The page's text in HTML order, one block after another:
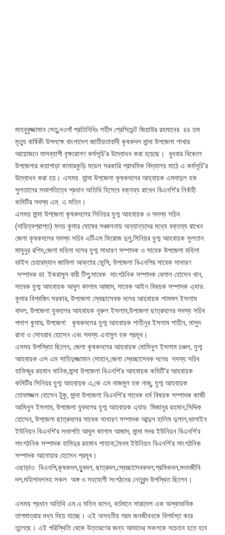
মাহবুবুজ্জামান সেতু,নওগাঁ প্রতিনিধিঃ শহীদ প্রেসিডেন্ট জিয়াউর রহমানের ৪৪ তম
মৃত্যু বার্ষিকী উপলক্ষে বাংলাদেশ জাতীয়তাবাদী কৃষকদল মান্দা উপজেলা শাখার
আয়োজনে মাসব্যাপী বৃক্ষরোপণ কর্মসূচি’র উদ্বোধন করা হয়েছে। বুধবার বিকেলে
উপজেলার কয়াপাড়া কামারকুড়ি মডেল সরকারি প্রাথমিক বিদ্যালয় মাঠে এ কর্মসূচি’র
উদ্বোধন করা হয়। এসময় মান্দা উপজেলা কৃষকদলের আহ্বায়ক এমদাদুল হক
সুলতানের সভাপতিত্বে প্রধান অতিথি হিসেবে বক্তব্য রাখেন বিএনপি’র নির্বাহী
কমিটির সদস্য এম. এ মতিন।
এসময় মান্দা উপজেলা কৃষকদলের সিনিয়র যুগ্ম আহবায়ক ও সদস্য সচিব
(দায়িত্বপ্রাপ্ত) মলয় কুমার ঘোষের সঞ্চালনায় অন্যান্যদের মধ্যে বক্তব্য রাখেন
জেলা কৃষকদলের সদস্য সচিব এটিএম ফিরোজ দুলু,সিনিয়র যুগ্ম আহবায়ক সুলতান
মামুনুর রশিদ,জেলা মহিলা দলের যুগ্ম সাধারণ সম্পাদক ও সাবেক উপজেলা মহিলা
ভাইস চেয়ারম্যান জামিলা আক্তার ফেন্সি, উপজেলা বিএনপির সাবেক সাধারণ
সম্পাদক ডা. ইকরামুল বারী টিপু,সাবেক সাংগঠনিক সম্পাদক বেলাল হোসেন খান,
সাবেক যুগ্ম আহবায়ক আবুল কালাম আজাদ, সাবেক আইন বিষয়ক সম্পাদক এ্যাড.
কুমার বিশ্বজিৎ সরকার, উপজেলা স্বেচ্চাসেবক দলের আহবায়ক শামশুল ইসলাম
বাদল, উপজেলা যুবদলের আহবায়ক নূরুল ইসলাম,উপজেলা ছাত্রদলের সদস্য সচিব
পলাশ কুমার, উপজেলা কৃষকদলের যুগ্ম আহবায়ক শাহীনূর ইসলাম শাহীন, মাসুদ
রানা ও সোহরাব হোসেন এবং সদস্য এনামুল হক প্রমূখ।
এসময় উপস্থিত ছিলেন, জেলা কৃষকদলের আহবায়ক মোমিনুল ইসলাম চঞ্চল, যুগ্ম
আহবায়ক এস এম সাহিদুজ্জামান সোহান,জেলা স্বেচ্ছাসেবক দলের সদস্য সচিব
হাফিজুর রহমান মানিক,মান্দা উপজেলা বিএনপি’র আহবায়ক কমিটি’র আহবায়ক
কমিটির সিনিয়র যুগ্ম আহবায়ক এ,কে এম নাজমুল হক নাজু, যুগ্ম আহবায়ক
তোফাজ্জল হোসেন টুকু, মান্দা উপজেলা বিএনপি’র সাবেক ধর্ম বিষয়ক সম্পাদক কাজী
আমিনুল ইসলাম, উপজেলা যুবদলের যুগ্ম আহবায়ক এ্যাড. মিজানুর রহমান,সিদ্দিক
হোসেন, উপজেলা ছাত্রদলের সাবেক সাধারণ সম্পাদক আব্দুল হালিম দুলাল,ভালাইন
ইউনিয়ন বিএনপি’র সভাপতি আবুল কালাম আজাদ, মান্দা সদর ইউনিয়ন বিএনপি’র
সাংগঠনিক সম্পাদক হামিদুর রহমান শাহানা,মৈনম ইউনিয়ন বিএনপি’র সাংগঠনিক
সম্পাদক আনোয়ার হোসেন প্রমূখ।
এছাড়াও বিএনপি,কৃষকদল,যুূবদল, ছাত্রদল,স্বেচ্ছাসেবকদল,শ্রমিকদল,মৎসজীবি
দল,মহিলাদলসহ সকল অঙ্গ ও সহযোগী সংগঠনের নেতৃবৃন্দ উপস্থিত ছিলেন।
এসময় প্রধান অতিথি এম.এ মতিন বলেন, বর্তমানে সারাদেশ এক অস্বাভাবিক
তাপমাত্রার মধ্য দিয়ে যাচ্ছে। এই অসহনীয় গরম জনজীবনকে বিপর্যস্ত করে
তুলেছে। এই পরিস্থিতি থেকে উত্তরণের জন্য আমাদের সকলকে সচেতন হতে হবে